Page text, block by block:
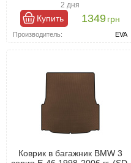
2 дня
Купить 1349грн
Производитель: EVA
Коврик в багажник BMW 3